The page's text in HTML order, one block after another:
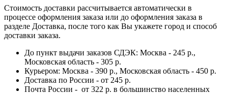
Стоимость доставки рассчитывается автоматически в
процессе оформления заказа или до оформления заказа в
разделе Доставка, после того как Вы укажете город и способ
доставки заказа.
До пункт выдачи заказов СДЭК: Москва - 245 р.,
Московская область - 305 р.
Курьером: Москва - 390 р., Московская область - 450 р.
Доставка по России - от 245 р.
Почта России - от 322 р. в большинство населенных